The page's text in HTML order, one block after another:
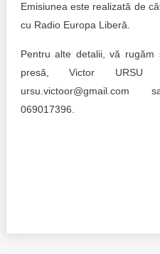
Emisiunea este realizată de
cu Radio Europa Liberă.
Pentru alte detalii, vă rugăm
presă, Victor URSU
ursu.victoor@gmail.com
069017396.